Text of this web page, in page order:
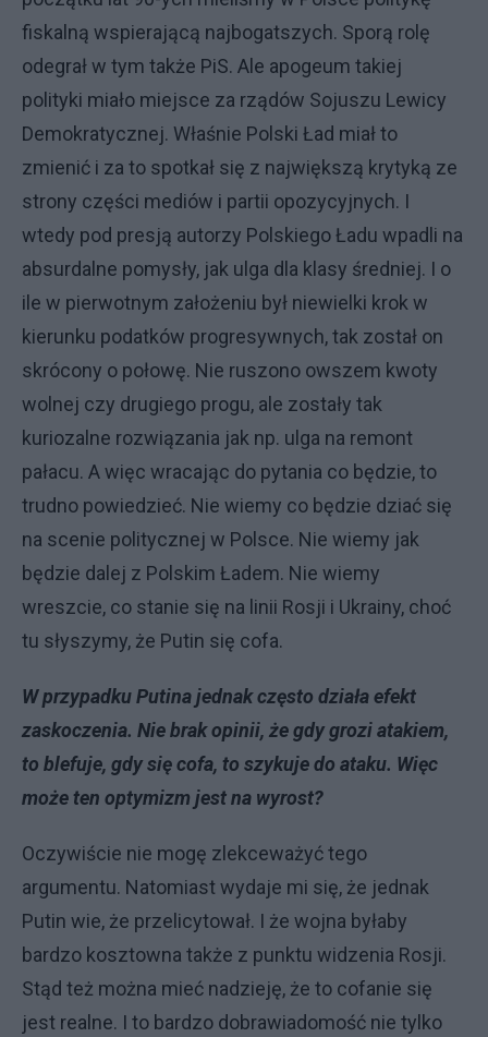
fiskalną wspierającą najbogatszych. Sporą rolę
odegrał w tym także PiS. Ale apogeum takiej
polityki miało miejsce za rządów Sojuszu Lewicy
Demokratycznej. Właśnie Polski Ład miał to
zmienić i za to spotkał się z największą krytyką ze
strony części mediów i partii opozycyjnych. I
wtedy pod presją autorzy Polskiego Ładu wpadli na
absurdalne pomysły, jak ulga dla klasy średniej. I o
ile w pierwotnym założeniu był niewielki krok w
kierunku podatków progresywnych, tak został on
skrócony o połowę. Nie ruszono owszem kwoty
wolnej czy drugiego progu, ale zostały tak
kuriozalne rozwiązania jak np. ulga na remont
pałacu. A więc wracając do pytania co będzie, to
trudno powiedzieć. Nie wiemy co będzie dziać się
na scenie politycznej w Polsce. Nie wiemy jak
będzie dalej z Polskim Ładem. Nie wiemy
wreszcie, co stanie się na linii Rosji i Ukrainy, choć
tu słyszymy, że Putin się cofa.
W przypadku Putina jednak często działa efekt
zaskoczenia. Nie brak opinii, że gdy grozi atakiem,
to blefuje, gdy się cofa, to szykuje do ataku. Więc
może ten optymizm jest na wyrost?
Oczywiście nie mogę zlekceważyć tego
argumentu. Natomiast wydaje mi się, że jednak
Putin wie, że przelicytował. I że wojna byłaby
bardzo kosztowna także z punktu widzenia Rosji.
Stąd też można mieć nadzieję, że to cofanie się
jest realne. I to bardzo dobrawiadomość nie tylko